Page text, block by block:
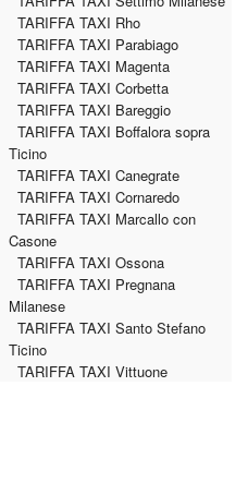
TARIFFA TAXI Rho
TARIFFA TAXI Parabiago
TARIFFA TAXI Magenta
TARIFFA TAXI Corbetta
TARIFFA TAXI Bareggio
TARIFFA TAXI Boffalora sopra
Ticino
TARIFFA TAXI Canegrate
TARIFFA TAXI Cornaredo
TARIFFA TAXI Marcallo con
Casone
TARIFFA TAXI Ossona
TARIFFA TAXI Pregnana
Milanese
TARIFFA TAXI Santo Stefano
Ticino
TARIFFA TAXI Vittuone